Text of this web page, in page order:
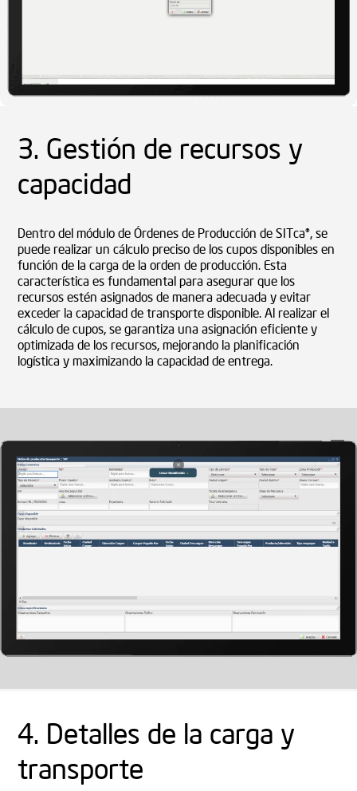
3. Gestión de recursos y
capacidad
Dentro del módulo de Órdenes de Producción de SITca®, se
puede realizar un cálculo preciso de los cupos disponibles en
función de la carga de la orden de producción. Esta
característica es fundamental para asegurar que los
recursos estén asignados de manera adecuada y evitar
exceder la capacidad de transporte disponible. Al realizar el
cálculo de cupos, se garantiza una asignación eficiente y
optimizada de los recursos, mejorando la planificación
logística y maximizando la capacidad de entrega.
4. Detalles de la carga y
transporte